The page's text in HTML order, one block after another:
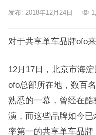
发布: 2018年12月24日
对于共享单车品牌ofo
12月17日，北京市海
ofo总部所在地，数百
熟悉的一幕，曾经在酷
演，而这些品牌如今
率第一的共享单车品